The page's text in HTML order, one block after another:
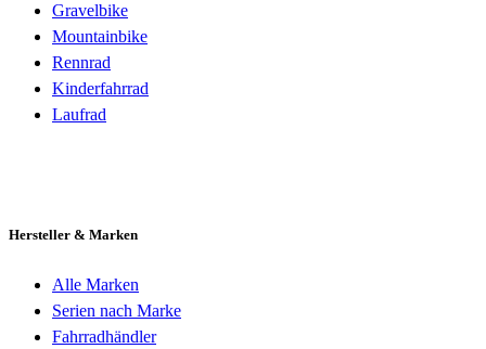
Gravelbike
Mountainbike
Rennrad
Kinderfahrrad
Laufrad
Hersteller & Marken
Alle Marken
Serien nach Marke
Fahrradhändler